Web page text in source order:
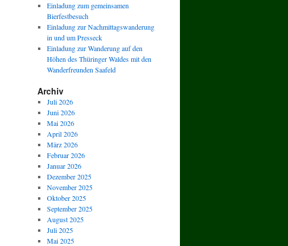
Einladung zum gemeinsamen
Bierfestbesuch
Einladung zur Nachmittagswanderung
in und um Presseck
Einladung zur Wanderung auf den
Höhen des Thüringer Waldes mit den
Wanderfreunden Saafeld
Archiv
Juli 2026
Juni 2026
Mai 2026
April 2026
März 2026
Februar 2026
Januar 2026
Dezember 2025
November 2025
Oktober 2025
September 2025
August 2025
Juli 2025
Mai 2025